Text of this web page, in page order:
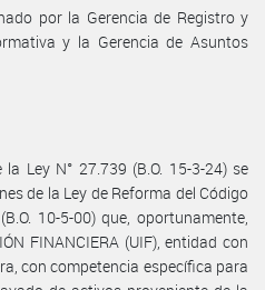
por la Gerencia de Registro y
y la Gerencia de Asuntos
Ley N° 27.739 (B.O. 15-3-24) se
de la Ley de Reforma del Código
10-5-00) que, oportunamente,
FINANCIERA (UIF), entidad con
con competencia específica para